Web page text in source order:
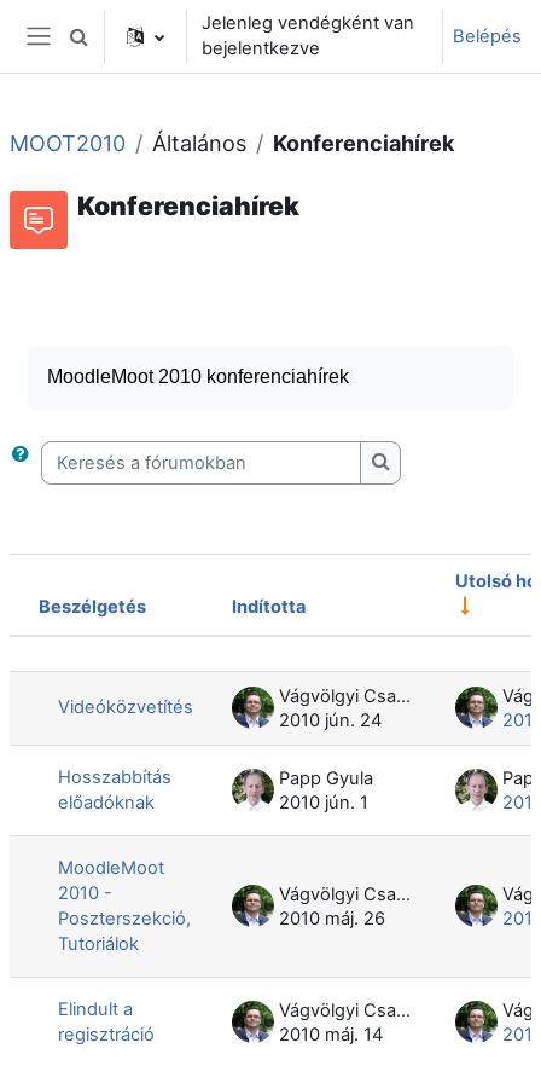
Tovább a fő tartalomhoz
Oldalpanel
Keresési bemeneti adatok váltása
Jelenleg vendégként van
bejelentkezve
Belépés
MOOT2010 Általános Konferenciahírek
Konferenciahírek
MoodleMoot 2010 konferenciahírek
Keresés a fórumokban
Keresés a
Állapot
Beszélgetés Indította
Utolsó
Videóközvetítés
Vágvölgyi Csaba
2010 jún. 24
Hosszabbítás
előadóknak
Papp Gyula
2010 jún. 1
MoodleMoot
2010 -
Poszterszekció,
Tutoriálok
Vágvölgyi Csaba
2010 máj. 26
Elindult a
regisztráció
Vágvölgyi Csaba
2010 máj. 14